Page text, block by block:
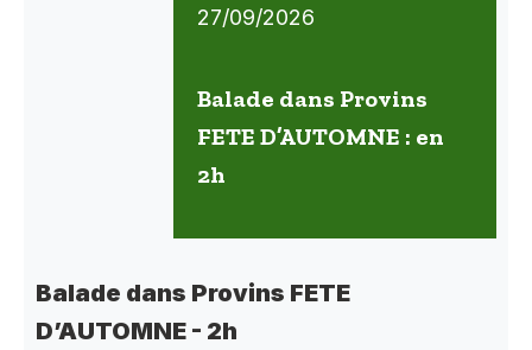
27/09/2026
Balade dans Provins
FETE D’AUTOMNE : en
2h
Balade dans Provins FETE
D’AUTOMNE - 2h